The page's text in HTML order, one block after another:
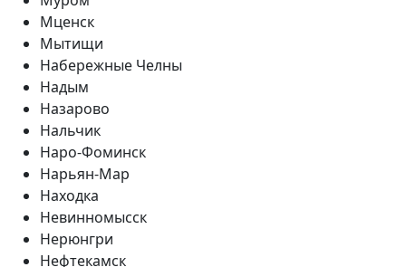
Мценск
Мытищи
Набережные Челны
Надым
Назарово
Нальчик
Наро-Фоминск
Нарьян-Мар
Находка
Невинномысск
Нерюнгри
Нефтекамск